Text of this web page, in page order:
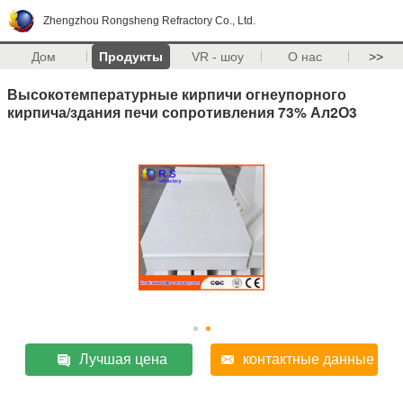
Zhengzhou Rongsheng Refractory Co., Ltd.
Дом Продукты VR - шоу О нас >>
Высокотемпературные кирпичи огнеупорного
кирпича/здания печи сопротивления 73% Ал2О3
Лучшая цена контактные данные